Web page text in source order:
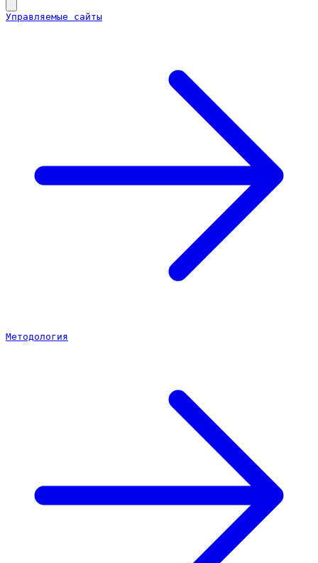
Управляемые сайты
Методология